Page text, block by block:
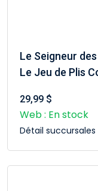
Le Seigneur
Le Jeu de Plis
29,99 $
Web : En stock
Détail succursales